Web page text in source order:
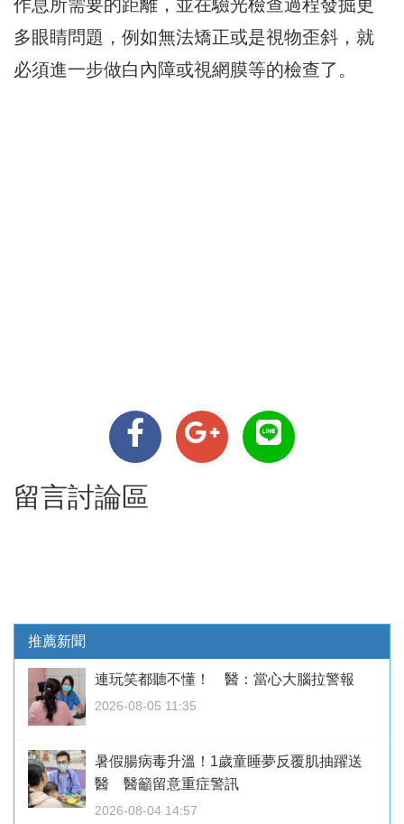
作息所需要的距離，並在驗光檢查過程發掘更
多眼睛問題，例如無法矯正或是視物歪斜，就
必須進一步做白內障或視網膜等的檢查了。
留言討論區
推薦新聞
連玩笑都聽不懂！ 醫：當心大腦拉警報
2026-08-05 11:35
暑假腸病毒升溫！1歲童睡夢反覆肌抽躍送
醫 醫籲留意重症警訊
2026-08-04 14:57